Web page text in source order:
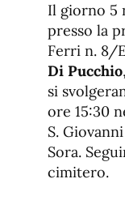
Il giorno 5
presso la
Ferri n. 8/
Di Pucchio
si
ore 15:30
S.
Sora.
cimitero.